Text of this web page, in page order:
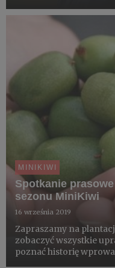
Założona 8 lat temu
spotkaniu ...
MINIKIWI
Spotkanie
sezonu MiniKiwi
16 września 2019
Zapraszamy na
zobaczyć wszystkie
poznać historię